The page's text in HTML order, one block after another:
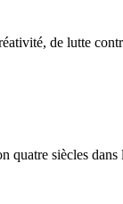
de lutte
siècles